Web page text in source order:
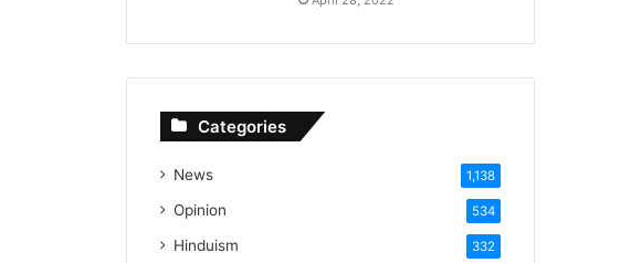
Categories
News 1,138
Opinion 534
Hinduism 332